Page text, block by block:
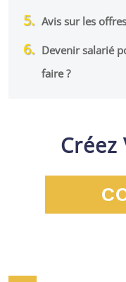
Avis sur les
Devenir salarié
faire ?
Créez